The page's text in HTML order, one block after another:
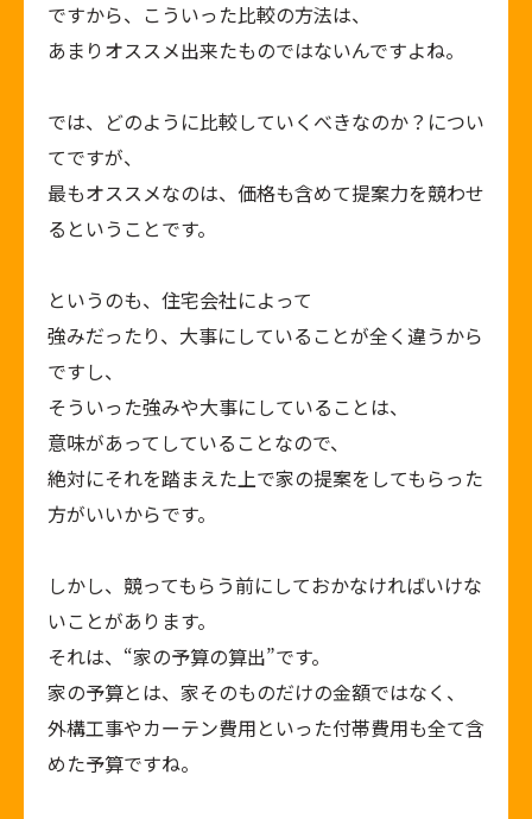
ですから、こういった比較の方法は、
あまりオススメ出来たものではないんですよね。
では、どのように比較していくべきなのか？につい
てですが、
最もオススメなのは、価格も含めて提案力を競わせ
るということです。
というのも、住宅会社によって
強みだったり、大事にしていることが全く違うから
ですし、
そういった強みや大事にしていることは、
意味があってしていることなので、
絶対にそれを踏まえた上で家の提案をしてもらった
方がいいからです。
しかし、競ってもらう前にしておかなければいけな
いことがあります。
それは、“家の予算の算出”です。
家の予算とは、家そのものだけの金額ではなく、
外構工事やカーテン費用といった付帯費用も全て含
めた予算ですね。